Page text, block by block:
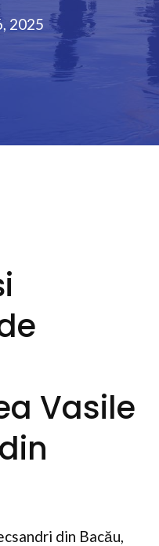
2025
Vasile
din Bacău,